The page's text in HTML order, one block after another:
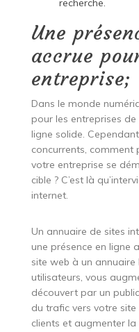
recherche.
Une
accrue
entreprise;
Dans le monde
pour les entreprises
ligne solide.
concurrents, comment
votre entreprise se
cible ? C’est là
internet.
Un annuaire de sites
une présence en ligne
site web à un
utilisateurs, vous
découvert par un
du trafic vers votre
clients et augmenter